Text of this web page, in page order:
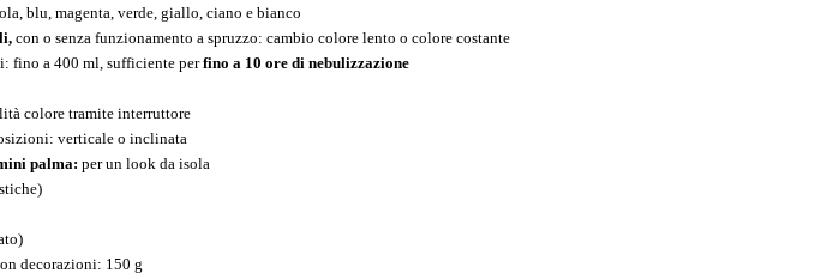
blu, magenta, verde, giallo, ciano e bianco
con o senza funzionamento a spruzzo: cambio colore lento o colore costante
fino a 400 ml, sufficiente perfino a 10 ore di nebulizzazione
colore tramite interruttore
verticale o inclinata
palma: per un look da isola
decorazioni: 150 g